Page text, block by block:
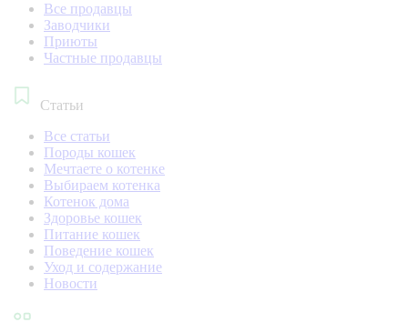
Все продавцы
Заводчики
Приюты
Частные продавцы
Статьи
Все статьи
Породы кошек
Мечтаете о котенке
Выбираем котенка
Котенок дома
Здоровье кошек
Питание кошек
Поведение кошек
Уход и содержание
Новости